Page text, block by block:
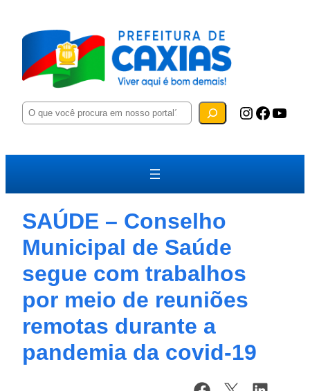
P
e
u
a
Instagram Facebook YouTube
SAÚDE – Conselho
Municipal de Saúde
segue com trabalhos
por meio de reuniões
remotas durante a
pandemia da covid-19